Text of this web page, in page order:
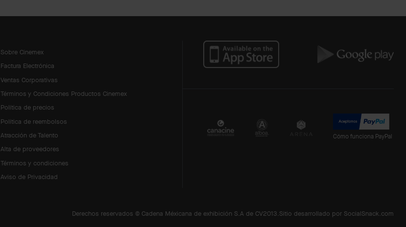
Sobre Cinemex
Factura Electrónica
Ventas Corporativas
Términos y Condiciones Productos Cinemex
Política de precios
Política de reembolsos
Atracción de Talento
Alta de proveedores
Términos y condiciones
Aviso de Privacidad
Cómo funciona PayPal
Derechos reservados © Cadena Méxicana de exhibición S.A de CV2013.Sitio desarrollado por SocialSnack.com